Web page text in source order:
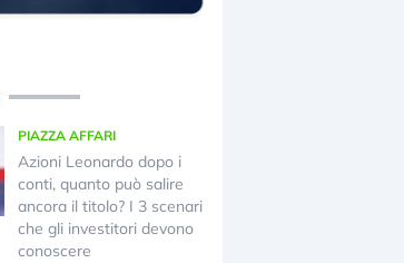
PIAZZA AFFARI
Azioni Leonardo dopo i
conti, quanto può salire
ancora il titolo? I 3 scenari
che gli investitori devono
conoscere